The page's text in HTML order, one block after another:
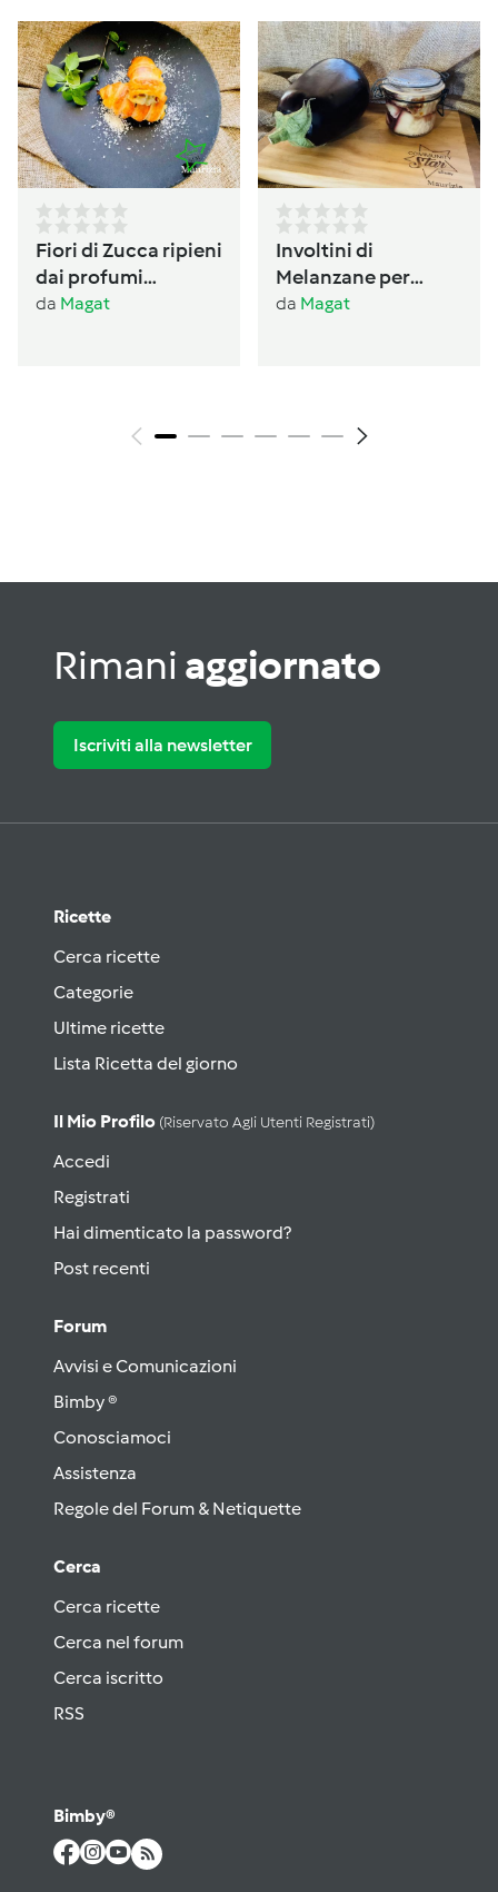
Fiori di Zucca ripieni
dai profumi
Ogliastrini
da Magat
Involtini di
Melanzane per
antipasto /conserva
da Magat
Rimani aggiornato
Iscriviti alla newsletter
Ricette
Cerca ricette
Categorie
Ultime ricette
Lista Ricetta del giorno
Il Mio Profilo (riservato Agli Utenti Registrati)
Accedi
Registrati
Hai dimenticato la password?
Post recenti
Forum
Avvisi e Comunicazioni
Bimby ®
Conosciamoci
Assistenza
Regole del Forum & Netiquette
Cerca
Cerca ricette
Cerca nel forum
Cerca iscritto
RSS
Bimby®